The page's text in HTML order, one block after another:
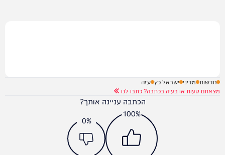
חדשות מדיני ישראל כץ עזה
מצאתם טעות או בעיה בכתבה? כתבו לנו
הכתבה עניינה אותך?
100%
0%